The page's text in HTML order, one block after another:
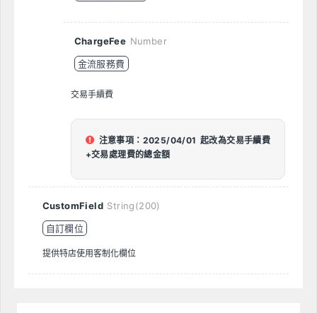
ChargeFee Number
金流服務費
交易手續費
注意事項：2025/04/01 起改為交易手續費
+交易處理費的總金額
CustomField String(200)
自訂欄位
提供特店使用客制化欄位